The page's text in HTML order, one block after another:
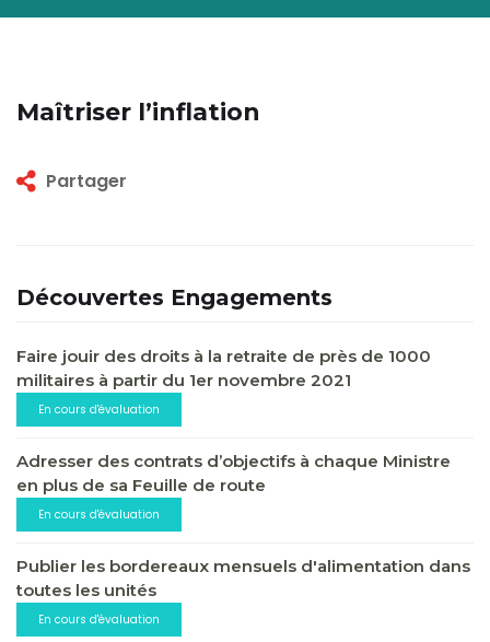
Maîtriser l’inflation
Partager
Découvertes Engagements
Faire jouir des droits à la retraite de près de 1000
militaires à partir du 1er novembre 2021
En cours d'évaluation
Adresser des contrats d’objectifs à chaque Ministre
en plus de sa Feuille de route
En cours d'évaluation
Publier les bordereaux mensuels d'alimentation dans
toutes les unités
En cours d'évaluation